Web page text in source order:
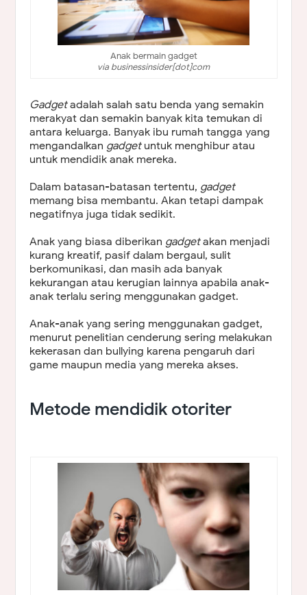
Anak bermain gadget
via businessinsider[dot]com
Gadgetadalah salah satu benda yang semakin
merakyat dan semakin banyak kita temukan di
antara keluarga. Banyak ibu rumah tangga yang
mengandalkan gadgetuntuk menghibur atau
untuk mendidik anak mereka.
Dalam batasan-batasan tertentu, gadget
memang bisa membantu. Akan tetapi dampak
negatifnya juga tidak sedikit.
Anak yang biasa diberikan gadgetakan menjadi
kurang kreatif, pasif dalam bergaul, sulit
berkomunikasi, dan masih ada banyak
kekurangan atau kerugian lainnya apabila anak-
anak terlalu sering menggunakan gadget.
Anak-anak yang sering menggunakan gadget,
menurut penelitian cenderung sering melakukan
kekerasan dan bullying karena pengaruh dari
game maupun media yang mereka akses.
Metode mendidik otoriter